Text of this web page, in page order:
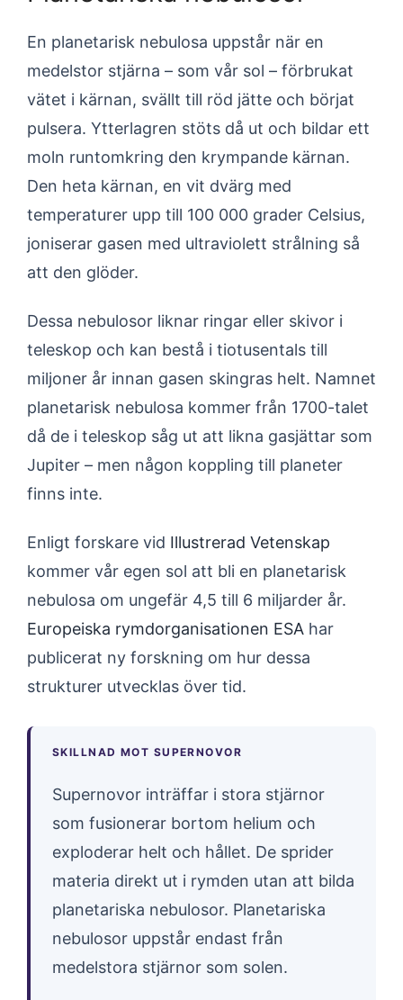
En planetarisk nebulosa uppstår när en
medelstor stjärna – som vår sol – förbrukat
vätet i kärnan, svällt till röd jätte och börjat
pulsera. Ytterlagren stöts då ut och bildar ett
moln runtomkring den krympande kärnan.
Den heta kärnan, en vit dvärg med
temperaturer upp till 100 000 grader Celsius,
joniserar gasen med ultraviolett strålning så
att den glöder.
Dessa nebulosor liknar ringar eller skivor i
teleskop och kan bestå i tiotusentals till
miljoner år innan gasen skingras helt. Namnet
planetarisk nebulosa kommer från 1700-talet
då de i teleskop såg ut att likna gasjättar som
Jupiter – men någon koppling till planeter
finns inte.
Enligt forskare vid Illustrerad Vetenskap
kommer vår egen sol att bli en planetarisk
nebulosa om ungefär 4,5 till 6 miljarder år.
Europeiska rymdorganisationen ESA har
publicerat ny forskning om hur dessa
strukturer utvecklas över tid.
SKILLNAD MOT SUPERNOVOR
Supernovor inträffar i stora stjärnor
som fusionerar bortom helium och
exploderar helt och hållet. De sprider
materia direkt ut i rymden utan att bilda
planetariska nebulosor. Planetariska
nebulosor uppstår endast från
medelstora stjärnor som solen.